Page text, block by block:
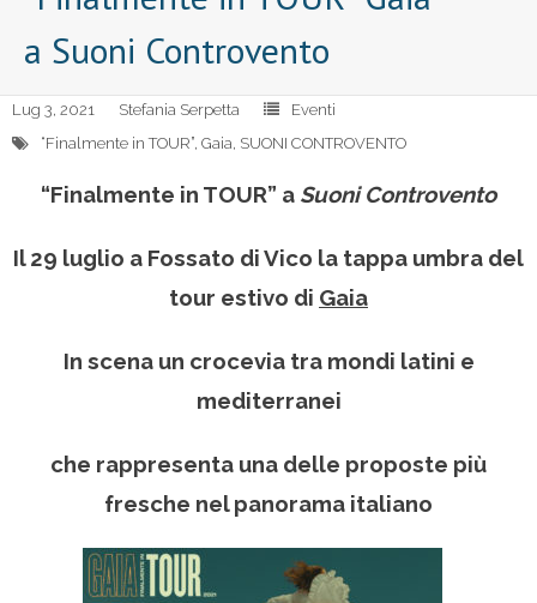
a Suoni Controvento
Lug 3, 2021 Stefania Serpetta
Eventi
“Finalmente in TOUR”, Gaia, SUONI CONTROVENTO
“Finalmente in TOUR” a Suoni Controvento
Il 29 luglio a Fossato di Vico la tappa umbra del
tour estivo di Gaia
In scena un crocevia tra mondi latini e
mediterranei
che rappresenta una delle proposte più
fresche nel panorama italiano